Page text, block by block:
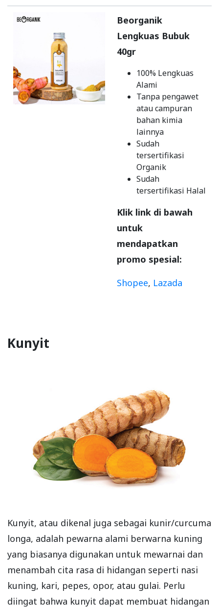
Beorganik
Lengkuas Bubuk
40gr
100% Lengkuas
Alami
Tanpa pengawet
atau campuran
bahan kimia
lainnya
Sudah
tersertifikasi
Organik
Sudah
tersertifikasi Halal
Klik link di bawah
untuk
mendapatkan
promo spesial:
Shopee, Lazada
Kunyit
Kunyit, atau dikenal juga sebagai kunir/curcuma
longa, adalah pewarna alami berwarna kuning
yang biasanya digunakan untuk mewarnai dan
menambah cita rasa di hidangan seperti nasi
kuning, kari, pepes, opor, atau gulai. Perlu
diingat bahwa kunyit dapat membuat hidangan